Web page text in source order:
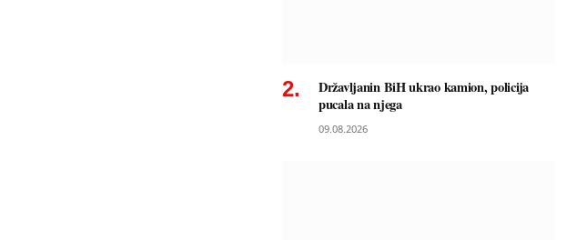
Državljanin BiH ukrao kamion, policija
pucala na njega
09.08.2026